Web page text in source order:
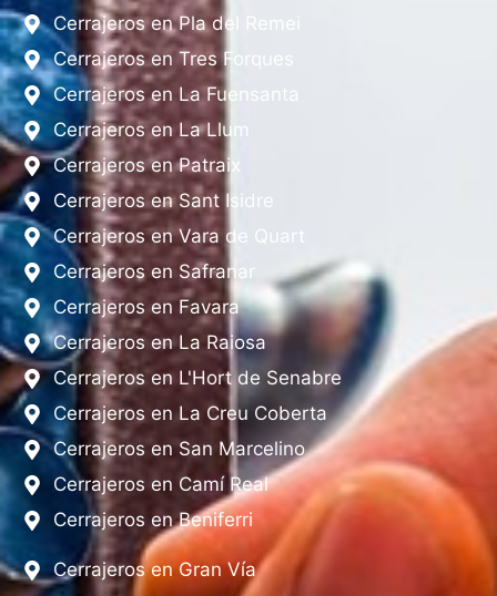
Cerrajeros en Pla del Remei
Cerrajeros en Tres Forques
Cerrajeros en La Fuensanta
Cerrajeros en La Llum
Cerrajeros en Patraix
Cerrajeros en Sant Isidre
Cerrajeros en Vara de Quart
Cerrajeros en Safranar
Cerrajeros en Favara
Cerrajeros en La Raiosa
Cerrajeros en L'Hort de Senabre
Cerrajeros en La Creu Coberta
Cerrajeros en San Marcelino
Cerrajeros en Camí Real
Cerrajeros en Beniferri
Cerrajeros en Gran Vía